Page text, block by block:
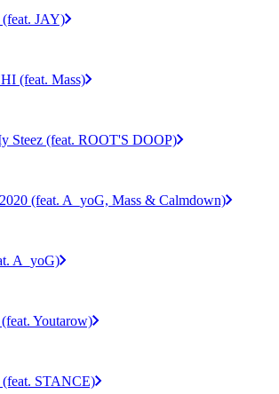
JAY)
(feat. Mass)
Steez (feat. ROOT'S DOOP)
(feat. A_yoG, Mass & Calmdown)
A_yoG)
Youtarow)
STANCE)